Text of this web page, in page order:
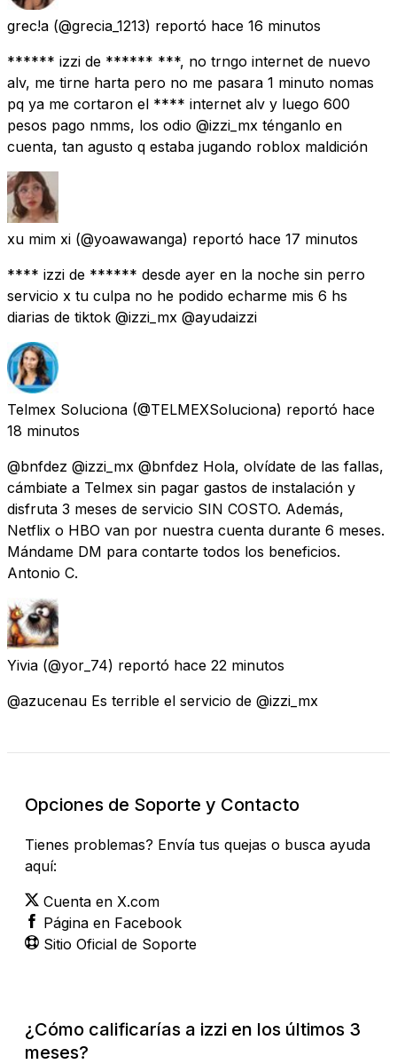
grec!a (@grecia_1213) reportó hace 16 minutos
****** izzi de ****** ***, no trngo internet de nuevo
alv, me tirne harta pero no me pasara 1 minuto nomas
pq ya me cortaron el **** internet alv y luego 600
pesos pago nmms, los odio @izzi_mx ténganlo en
cuenta, tan agusto q estaba jugando roblox maldición
xu mim xi (@yoawawanga) reportó hace 17 minutos
**** izzi de ****** desde ayer en la noche sin perro
servicio x tu culpa no he podido echarme mis 6 hs
diarias de tiktok @izzi_mx @ayudaizzi
Telmex Soluciona (@TELMEXSoluciona) reportó hace
18 minutos
@bnfdez @izzi_mx @bnfdez Hola, olvídate de las fallas,
cámbiate a Telmex sin pagar gastos de instalación y
disfruta 3 meses de servicio SIN COSTO. Además,
Netflix o HBO van por nuestra cuenta durante 6 meses.
Mándame DM para contarte todos los beneficios.
Antonio C.
Yivia (@yor_74) reportó hace 22 minutos
@azucenau Es terrible el servicio de @izzi_mx
Opciones de Soporte y Contacto
Tienes problemas? Envía tus quejas o busca ayuda
aquí:
Cuenta en X.com
Página en Facebook
Sitio Oficial de Soporte
¿Cómo calificarías a izzi en los últimos 3
meses?